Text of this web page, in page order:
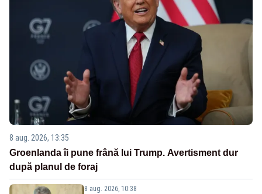
8 aug. 2026, 13:35
Groenlanda îi pune frână lui Trump. Avertisment dur
după planul de foraj
8 aug. 2026, 10:38